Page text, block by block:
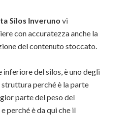
Silos Inveruno vi
con accuratezza anche la
del contenuto stoccato.
inferiore del silos, è uno degli
perché è la parte
parte del peso del
perché è da qui che il